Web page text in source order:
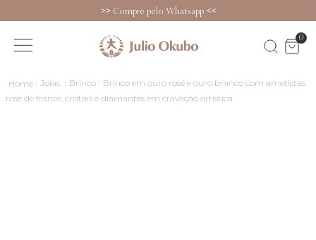
>>Compre pelo Whatsapp <<
0
Joias Brinco
Brinco em ouro rosé e ouro branco com ametistas
rose de france, cristais e diamantes em cravação artística